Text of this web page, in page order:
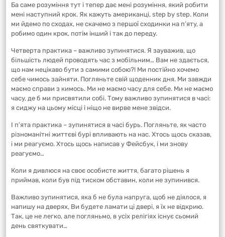
Ба саме розуміння тут і тепер дає мені розуміння, який робити
мені наступний крок. Як кажуть американці, step by step. Коли
ми йдемо по сходах, не скачемо з першої сходинки на п’яту, а
робимо один крок, потім інший і так до переду.
Четверта практика – важливо зупинятися. Я зауважив, що
більшість людей проводять час з мобільним… Вам не здається,
що нам нецікаво бути з самими собою?! Ми постійно хочемо
себе чимось зайняти. Погляньте свій щоденник дня. Ми завжди
маємо справи з кимось. Ми не маємо часу для себе. Ми не маємо
часу, де б ми присвятили собі. Тому важливо зупинятися в часі:
я сиджу на цьому місці і ніщо не вирве мене звідси.
І п’ята практика – зупинятися в часі бурь. Погляньте, як часто
різноманітні життєві бурі впливають на нас. Хтось щось сказав,
і ми реагуємо. Хтось щось написав у Фейсбук, і ми знову
реагуємо…
Коли я дивлюся на своє особисте життя, багато рішень я
приймав, коли був під тиском обставин, коли не зупинився.
Важливо зупинятися, яка б не була напруга, щоб не діялося, я
напишу на дверях, Ви будете ламати ці двері, я їх не відкрию.
Так, це не легко, але погляньмо, в усіх релігіях існує сьомий
день святкувати…